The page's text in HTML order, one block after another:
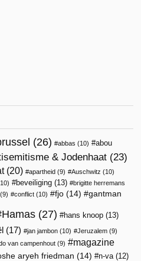
(26) abbas (10)
abou
& Jodenhaat (23)
(20) apartheid (9) Auschwitz (10)
beveiliging (13)
brigitte herremans
(9) conflict (10) fjo (14) gantman
Hamas (27) hans knoop (13)
(17) jan jambon (10) Jeruzalem (9)
van campenhout (9)
magazine
aryeh friedman (14) n-va (12)